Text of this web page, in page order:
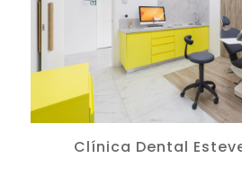
Clínica Dental